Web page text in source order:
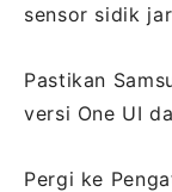
sensor sidik
Pastikan
versi One UI
Pergi ke